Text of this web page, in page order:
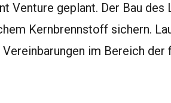
Venture geplant. Der Bau des
Kernbrennstoff sichern.
im Bereich der